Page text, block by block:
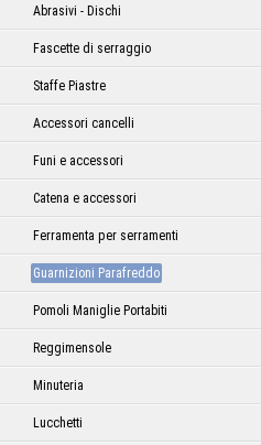
Abrasivi - Dischi
Fascette di serraggio
Staffe Piastre
Accessori cancelli
Funi e accessori
Catena e accessori
Ferramenta per serramenti
Guarnizioni Parafreddo
Pomoli Maniglie Portabiti
Reggimensole
Minuteria
Lucchetti